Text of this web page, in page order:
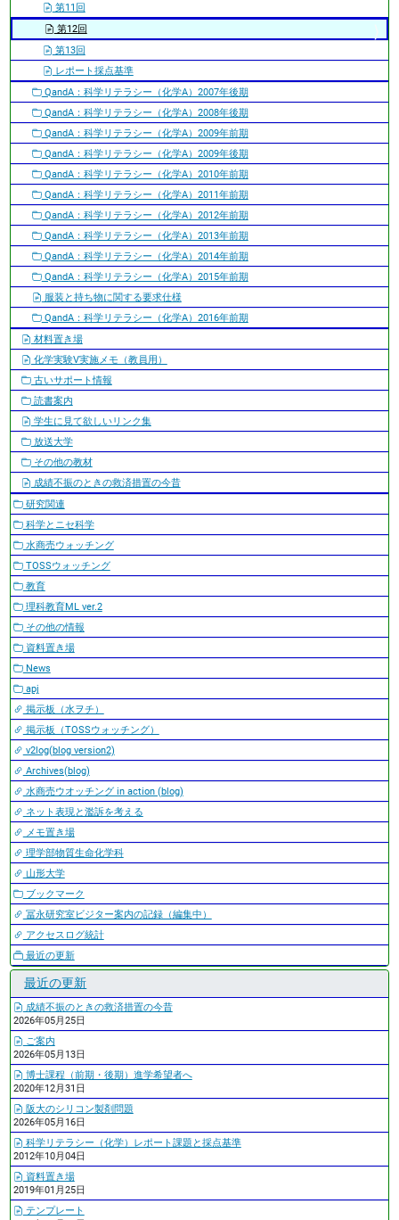
第11回
第12回
第13回
レポート採点基準
QandA：科学リテラシー（化学A）2007年後期
QandA：科学リテラシー（化学A）2008年後期
QandA：科学リテラシー（化学A）2009年前期
QandA：科学リテラシー（化学A）2009年後期
QandA：科学リテラシー（化学A）2010年前期
QandA：科学リテラシー（化学A）2011年前期
QandA：科学リテラシー（化学A）2012年前期
QandA：科学リテラシー（化学A）2013年前期
QandA：科学リテラシー（化学A）2014年前期
QandA：科学リテラシー（化学A）2015年前期
服装と持ち物に関する要求仕様
QandA：科学リテラシー（化学A）2016年前期
材料置き場
化学実験V実施メモ（教員用）
古いサポート情報
読書案内
学生に見て欲しいリンク集
放送大学
その他の教材
成績不振のときの救済措置の今昔
研究関連
科学とニセ科学
水商売ウォッチング
TOSSウォッチング
教育
理科教育ML ver.2
その他の情報
資料置き場
News
apj
掲示板（水ヲチ）
掲示板（TOSSウォッチング）
v2log(blog version2)
Archives(blog)
水商売ウオッチング in action (blog)
ネット表現と濫訴を考える
メモ置き場
理学部物質生命化学科
山形大学
ブックマーク
冨永研究室ビジター案内の記録（編集中）
アクセスログ統計
最近の更新
最近の更新
成績不振のときの救済措置の今昔
2026年05月25日
ご案内
2026年05月13日
博士課程（前期・後期）進学希望者へ
2020年12月31日
阪大のシリコン製剤問題
2026年05月16日
科学リテラシー（化学）レポート課題と採点基準
2012年10月04日
資料置き場
2019年01月25日
テンプレート